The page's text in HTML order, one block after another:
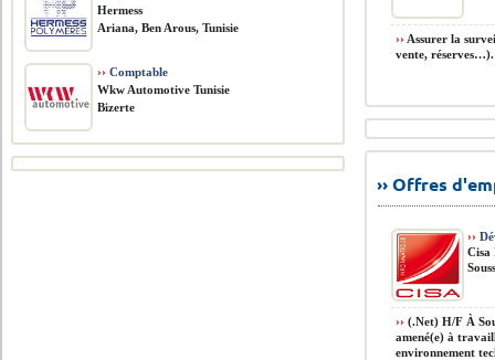
›› Assurer la
vente,
›› Offres
››
Cisa
›› (.Net) H/F À
amené(e) à
environnement
Hermess
Ariana, Ben Arous, Tunisie
›› Comptable
Wkw Automotive Tunisie
Bizerte